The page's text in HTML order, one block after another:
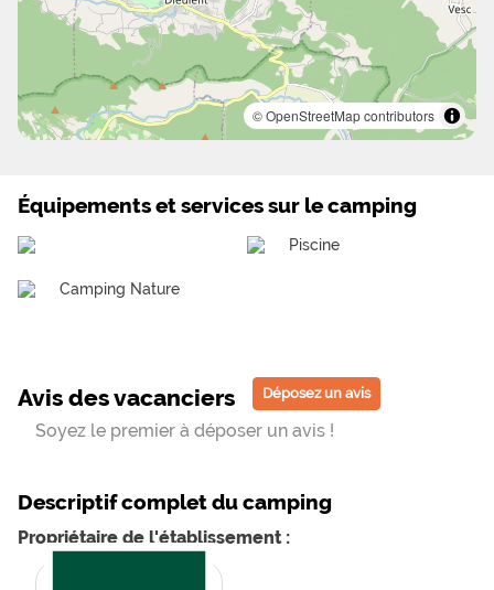
© OpenStreetMap contributors
Équipements et services sur le camping
Piscine
Camping Nature
Avis des vacanciers Déposez un avis
Soyez le premier à déposer un avis !
Descriptif complet du camping
Propriétaire de l'établissement :